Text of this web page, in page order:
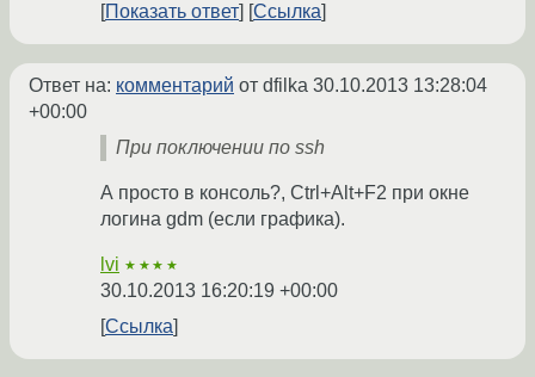
Показать ответ Ссылка
Ответ на: комментарий от dfilka 30.10.2013 13:28:04
+00:00
При поключении по ssh
А просто в консоль?, Ctrl+Alt+F2 при окне
логина gdm (если графика).
lvi ★★★★
30.10.2013 16:20:19 +00:00
Ссылка